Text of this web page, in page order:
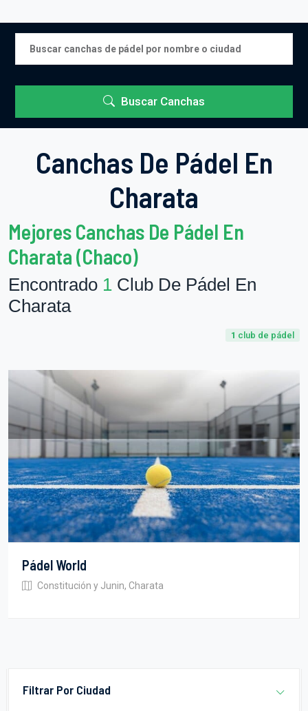
Buscar Canchas
Canchas De Pádel En
Charata
Mejores Canchas De Pádel En
Charata (Chaco)
Encontrado 1 Club De Pádel En
Charata
1 club de pádel
Filtrar Por Ciudad
Pádel World
Constitución y Junin, Charata